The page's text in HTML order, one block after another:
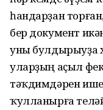
һан­дарҙан
бер документ
уны булдырыуҙа
уларҙың аҫыл
тәҡдимдәрен
ҡулланырға